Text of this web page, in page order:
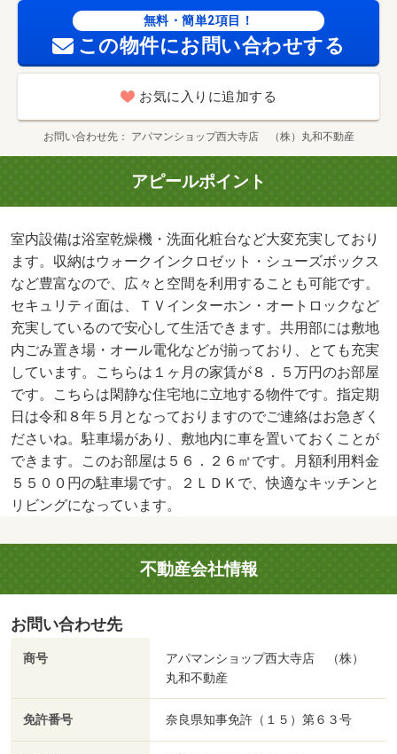
無料・簡単2項目！
この物件にお問い合わせする
お気に入りに追加する
お問い合わせ先 アパマンショップ西大寺店 （株）丸和不動産
アピールポイント
室内設備は浴室乾燥機・洗面化粧台など大変充実しており
ます。収納はウォークインクロゼット・シューズボックス
など豊富なので、広々と空間を利用することも可能です。
セキュリティ面は、ＴＶインターホン・オートロックなど
充実しているので安心して生活できます。共用部には敷地
内ごみ置き場・オール電化などが揃っており、とても充実
しています。こちらは１ヶ月の家賃が８．５万円のお部屋
です。こちらは閑静な住宅地に立地する物件です。指定期
日は令和８年５月となっておりますのでご連絡はお急ぎく
ださいね。駐車場があり、敷地内に車を置いておくことが
できます。このお部屋は５６．２６㎡です。月額利用料金
５５００円の駐車場です。２ＬＤＫで、快適なキッチンと
リビングになっています。
不動産会社情報
お問い合わせ先
商号
アパマンショップ西大寺店 （株）
丸和不動産
免許番号 奈良県知事免許（１５）第６３号